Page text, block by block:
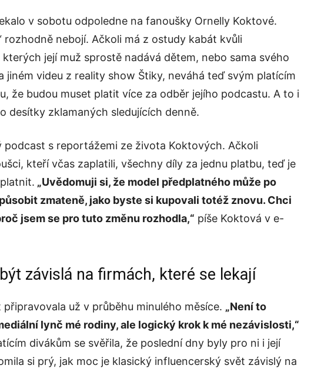
v sobotu odpoledne na fanoušky Ornelly Koktové.
rozhodně nebojí. Ačkoli má z ostudy kabát kvůli
kterých její muž sprostě nadává dětem, nebo sama svého
jiném videu z reality show Štiky, neváhá teď svým platícím
že budou muset platit více za odběr jejího podcastu. A to i
desítky zklamaných sledujících denně.
podcast s reportážemi ze života Koktových. Ačkoli
kteří včas zaplatili, všechny díly za jednu platbu, teď je
„Uvědomuji si, že model předplatného může po
zmateně, jako byste si kupovali totéž znovu. Chci
jsem se pro tuto změnu rozhodla,“ píše Koktová v e-
závislá na firmách, které se lekají
už v průběhu minulého měsíce. „Není to
lynč mé rodiny, ale logický krok k mé nezávislosti,“
divákům se svěřila, že poslední dny byly pro ni i její
si prý, jak moc je klasický influencerský svět závislý na